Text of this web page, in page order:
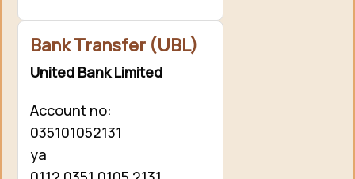
Bank Transfer (UBL)
United Bank Limited
Account no:
035101052131
ya